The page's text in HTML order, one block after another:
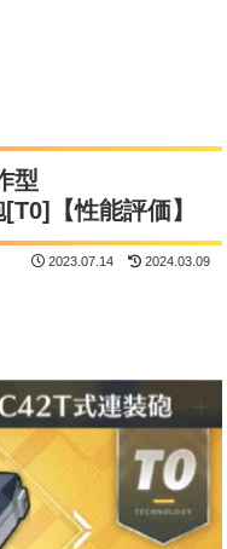
型
【性能評価】
2023.07.14 2024.03.09